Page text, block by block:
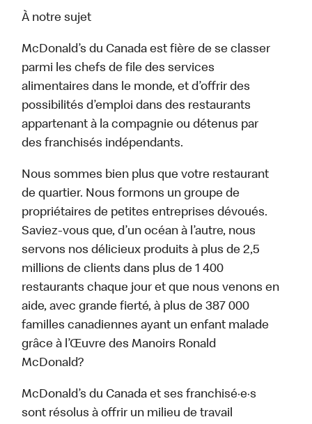
À notre sujet
McDonald’s du Canada est fière de se classer
parmi les chefs de file des services
alimentaires dans le monde, et d’offrir des
possibilités d’emploi dans des restaurants
appartenant à la compagnie ou détenus par
des franchisés indépendants.
Nous sommes bien plus que votre restaurant
de quartier. Nous formons un groupe de
propriétaires de petites entreprises dévoués.
Saviez-vous que, d’un océan à l’autre, nous
servons nos délicieux produits à plus de 2,5
millions de clients dans plus de 1 400
restaurants chaque jour et que nous venons en
aide, avec grande fierté, à plus de 387 000
familles canadiennes ayant un enfant malade
grâce à l’Œuvre des Manoirs Ronald
McDonald?
McDonald’s du Canada et ses franchisé·e·s
sont résolus à offrir un milieu de travail